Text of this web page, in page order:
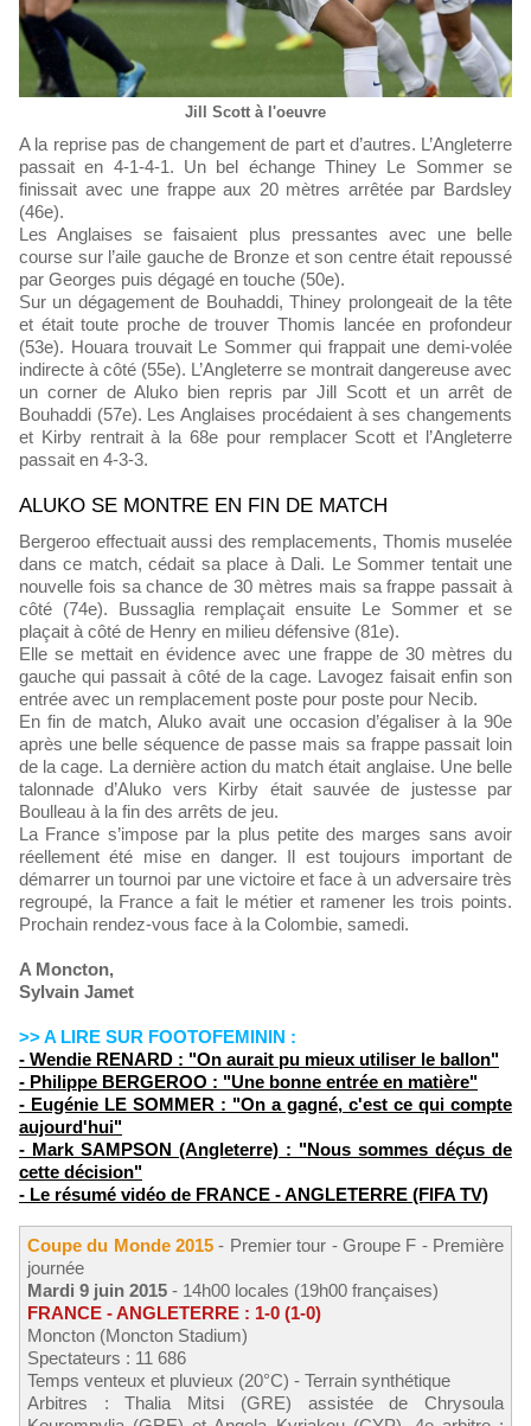
Jill Scott à l'oeuvre
A la reprise pas de changement de part et d’autres. L’Angleterre
passait en 4-1-4-1. Un bel échange Thiney Le Sommer se
finissait avec une frappe aux 20 mètres arrêtée par Bardsley
(46e).
Les Anglaises se faisaient plus pressantes avec une belle
course sur l’aile gauche de Bronze et son centre était repoussé
par Georges puis dégagé en touche (50e).
Sur un dégagement de Bouhaddi, Thiney prolongeait de la tête
et était toute proche de trouver Thomis lancée en profondeur
(53e). Houara trouvait Le Sommer qui frappait une demi-volée
indirecte à côté (55e). L’Angleterre se montrait dangereuse avec
un corner de Aluko bien repris par Jill Scott et un arrêt de
Bouhaddi (57e). Les Anglaises procédaient à ses changements
et Kirby rentrait à la 68e pour remplacer Scott et l’Angleterre
passait en 4-3-3.
ALUKO SE MONTRE EN FIN DE MATCH
Bergeroo effectuait aussi des remplacements, Thomis muselée
dans ce match, cédait sa place à Dali. Le Sommer tentait une
nouvelle fois sa chance de 30 mètres mais sa frappe passait à
côté (74e). Bussaglia remplaçait ensuite Le Sommer et se
plaçait à côté de Henry en milieu défensive (81e).
Elle se mettait en évidence avec une frappe de 30 mètres du
gauche qui passait à côté de la cage. Lavogez faisait enfin son
entrée avec un remplacement poste pour poste pour Necib.
En fin de match, Aluko avait une occasion d’égaliser à la 90e
après une belle séquence de passe mais sa frappe passait loin
de la cage. La dernière action du match était anglaise. Une belle
talonnade d’Aluko vers Kirby était sauvée de justesse par
Boulleau à la fin des arrêts de jeu.
La France s’impose par la plus petite des marges sans avoir
réellement été mise en danger. Il est toujours important de
démarrer un tournoi par une victoire et face à un adversaire très
regroupé, la France a fait le métier et ramener les trois points.
Prochain rendez-vous face à la Colombie, samedi.
A Moncton,
Sylvain Jamet
>> A LIRE SUR FOOTOFEMININ :
- Wendie RENARD : "On aurait pu mieux utiliser le ballon"
- Philippe BERGEROO : "Une bonne entrée en matière"
- Eugénie LE SOMMER : "On a gagné, c'est ce qui compte
aujourd'hui"
- Mark SAMPSON (Angleterre) : "Nous sommes déçus de
cette décision"
- Le résumé vidéo de FRANCE - ANGLETERRE (FIFA TV)
Coupe du Monde 2015 - Premier tour - Groupe F - Première
journée
Mardi 9 juin 2015 - 14h00 locales (19h00 françaises)
FRANCE - ANGLETERRE : 1-0 (1-0)
Moncton (Moncton Stadium)
Spectateurs : 11 686
Temps venteux et pluvieux (20°C) - Terrain synthétique
Arbitres : Thalia Mitsi (GRE) assistée de Chrysoula